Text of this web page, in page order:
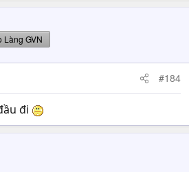
Làng GVN
#184
đi